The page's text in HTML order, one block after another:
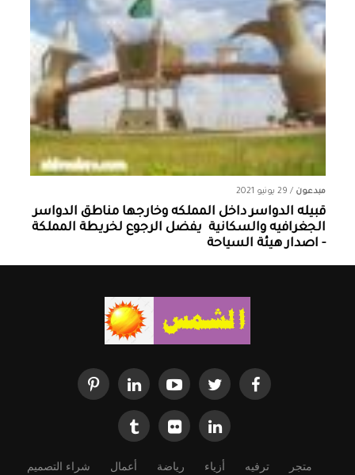
مبدعون / 29 يونيو 2021
قبيله الدواسر داخل المملكه وخارجها ‏مناطق الدواسر
الجغرافيه والسكانية ‏ يفضل الرجوع لخريطة المملكة
- اصدار هيئة السياحة
متجر ترفيه أزياء رياضة أعمال شراء التصميم